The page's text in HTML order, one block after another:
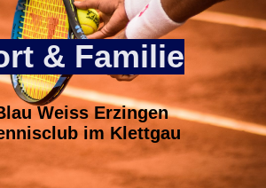
& Familie
Weiss Erzingen
im Klettgau